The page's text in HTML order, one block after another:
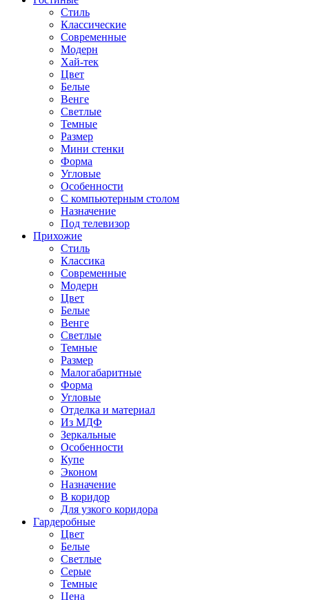
Стиль
Классические
Современные
Модерн
Хай-тек
Цвет
Белые
Венге
Светлые
Темные
Размер
Мини стенки
Форма
Угловые
Особенности
С компьютерным столом
Назначение
Под телевизор
Прихожие
Стиль
Классика
Современные
Модерн
Цвет
Белые
Венге
Светлые
Темные
Размер
Малогабаритные
Форма
Угловые
Отделка и материал
Из МДФ
Зеркальные
Особенности
Купе
Эконом
Назначение
В коридор
Для узкого коридора
Гардеробные
Цвет
Белые
Светлые
Серые
Темные
Цена